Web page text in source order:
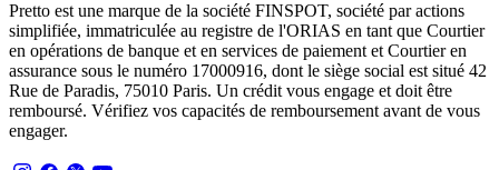
Pretto est une marque de la société FINSPOT, société par actions
simplifiée, immatriculée au registre de l'ORIAS en tant que Courtier
en opérations de banque et en services de paiement et Courtier en
assurance sous le numéro 17000916, dont le siège social est situé 42
Rue de Paradis, 75010 Paris. Un crédit vous engage et doit être
remboursé. Vérifiez vos capacités de remboursement avant de vous
engager.